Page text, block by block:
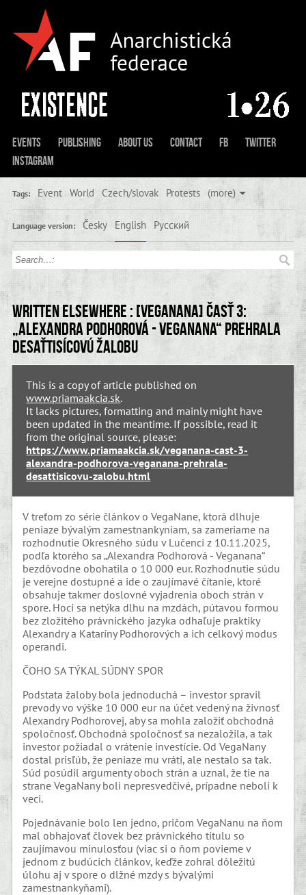
Events Publishing About us Contact FB
Twitter
Instagram
Tags: Event World Czech/slovak Protests (more)
Language version: Česky English Русский
Written elsewhere : [VegaNana] Časť 3:
„Alexandra Podhorová - Veganana“ prehrala
desaťtisícovú žalobu
This is a copy of article published on
www.priamaakcia.sk.
It lacks pictures, formatting and mainly might have
been updated in the meantime. If possible, read it
from the original source, please:
https://www.priamaakcia.sk/veganana-cast-3-
alexandra-podhorova-veganana-prehrala-
desattisicovu-zalobu.html
V treťom zo série článkov o VegaNane, ktorá dlhuje
peniaze bývalým zamestnankyniam, sa zameriame na
rozhodnutie Okresného súdu v Lučenci z 10.11.2025,
podľa ktorého sa „Alexandra Podhorová - Veganana“
bezdôvodne obohatila o 10 000 eur. Rozhodnutie súdu
je verejne dostupné a ide o zaujímavé čítanie, ktoré
obsahuje takmer doslovné vyjadrenia oboch strán v
spore. Hoci sa netýka dlhu na mzdách, pútavou formou
bez zložitého právnického jazyka odhaľuje praktiky
Alexandry a Kataríny Podhorových a ich celkový modus
operandi.
ČOHO SA TÝKAL SÚDNY SPOR
Podstata žaloby bola jednoduchá – investor spravil
prevody vo výške 10 000 eur na účet vedený na živnosť
Alexandry Podhorovej, aby sa mohla založiť obchodná
spoločnosť. Obchodná spoločnosť sa nezaložila, a tak
investor požiadal o vrátenie investície. Od VegaNany
dostal prisľúb, že peniaze mu vráti, ale nestalo sa tak.
Súd posúdil argumenty oboch strán a uznal, že tie na
strane VegaNany boli nepresvedčivé, prípadne neboli k
veci.
Pojednávanie bolo len jedno, pričom VegaNanu na ňom
mal obhajovať človek bez právnického titulu so
zaujímavou minulosťou (viac si o ňom povieme v
jednom z budúcich článkov, keďže zohral dôležitú
úlohu aj v spore o dlžné mzdy s bývalými
zamestnankyňami).